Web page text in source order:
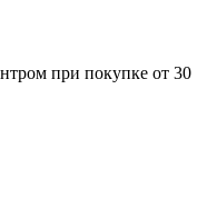
при покупке от 30